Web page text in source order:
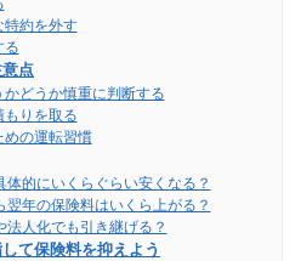
約を外す
る
点
どうか慎重に判断する
りを取る
の運転習慣
的にいくらぐらい安くなる？
年の保険料はいくら上がる？
人化でも引き継げる？
て保険料を抑えよう